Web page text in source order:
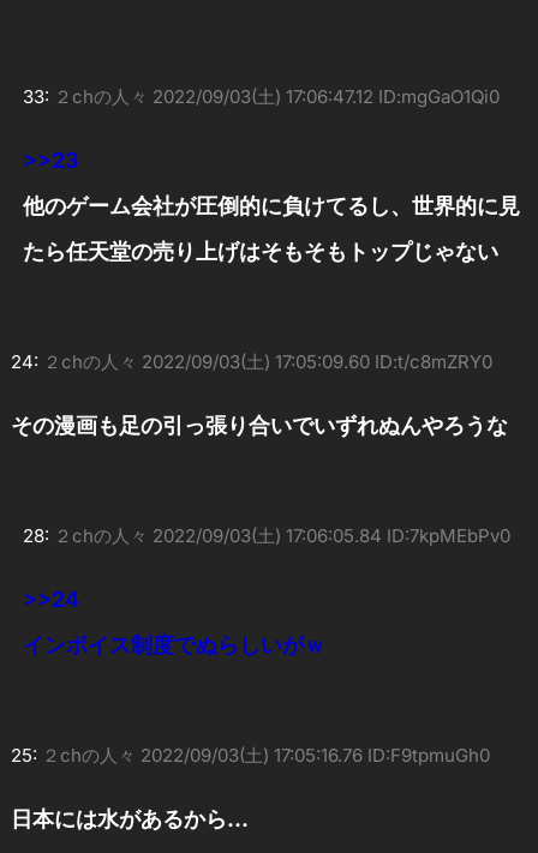
33: ２chの人々 2022/09/03(土) 17:06:47.12 ID:mgGaO1Qi0
>>23
他のゲーム会社が圧倒的に負けてるし、世界的に見
たら任天堂の売り上げはそもそもトップじゃない
24: ２chの人々 2022/09/03(土) 17:05:09.60 ID:t/c8mZRY0
その漫画も足の引っ張り合いでいずれぬんやろうな
28: ２chの人々 2022/09/03(土) 17:06:05.84 ID:7kpMEbPv0
>>24
インボイス制度でぬらしいがｗ
25: ２chの人々 2022/09/03(土) 17:05:16.76 ID:F9tpmuGh0
日本には水があるから…